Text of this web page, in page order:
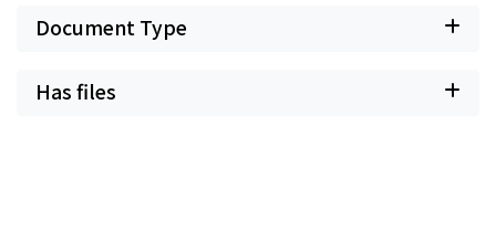
Document Type
Has files